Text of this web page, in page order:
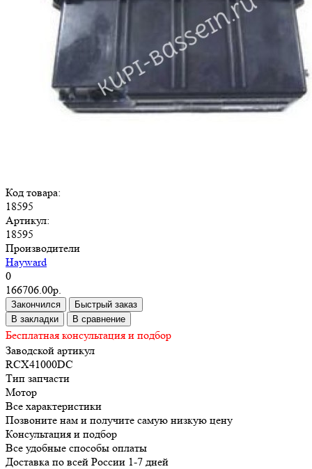
Код товара:
18595
Артикул:
18595
Производители
Hayward
0
166706.00р.
Закончился
Быстрый заказ
В закладки
В сравнение
Бесплатная консультация и подбор
Заводской артикул
RCX41000DC
Тип запчасти
Мотор
Все характеристики
Позвоните нам и получите самую низкую цену
Консультация и подбор
Все удобные способы оплаты
Доставка по всей России 1-7 дней